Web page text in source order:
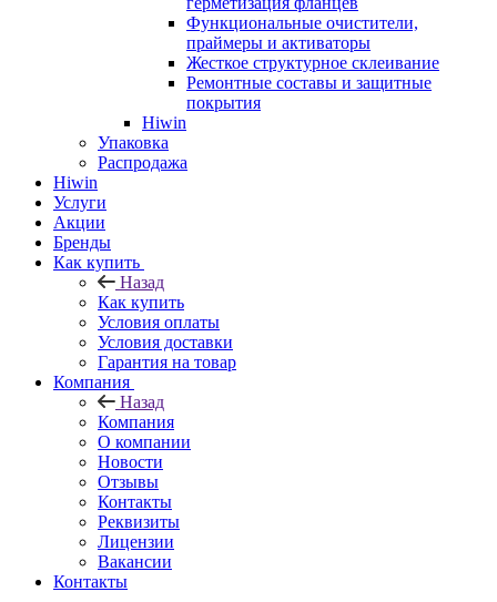
Функциональные очистители,
праймеры и активаторы
Жесткое структурное склеивание
Ремонтные составы и защитные
покрытия
Hiwin
Упаковка
Распродажа
Hiwin
Услуги
Акции
Бренды
Как купить
Назад
Как купить
Условия оплаты
Условия доставки
Гарантия на товар
Компания
Назад
Компания
О компании
Новости
Отзывы
Контакты
Реквизиты
Лицензии
Вакансии
Контакты